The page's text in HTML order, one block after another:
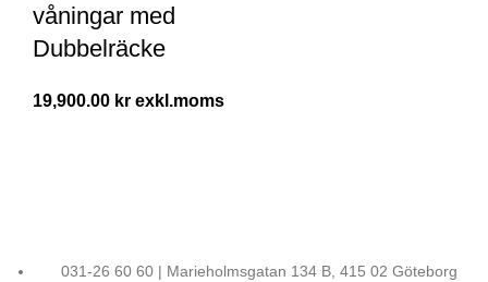
våningar med
Dubbelräcke
19,900.00 kr
031-26 60 60 | Marieholmsgatan 134 B, 415 02 Göteborg